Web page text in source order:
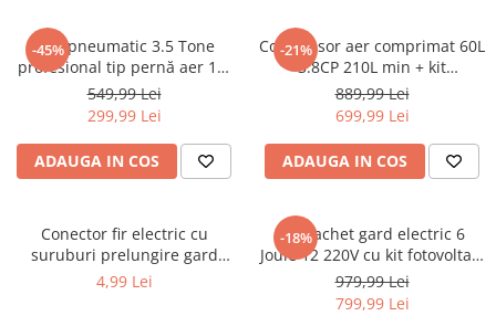
Aparate de slefuit
Aparate de tuns
Aparate de vopsit
Aparate pe acumulator / baterie
Aspiratoare
Betoniera
Cantar electronic
-45%
Cric pneumatic 3.5 Tone
profesional tip pernă aer 14-
40cm (3.5TAIR)
549,99 Lei
299,99 Lei
ADAUGA IN COS
-21%
Compresor aer comprimat 60L
3.8CP 210L min + kit
pmeumatic 5piese 8bar (BX-
3257+)
889,99 Lei
699,99 Lei
ADAUGA IN COS
Conector fir electric cu
suruburi prelungire gard
electric DISCH65 (BK87589)
4,99 Lei
-18%
Kit pachet gard electric 6
Joule 12 220V cu kit fotovoltaic
panou baterie 7ah fir 1000m
(BK87583-1000-03-7ah)
979,99 Lei
799,99 Lei